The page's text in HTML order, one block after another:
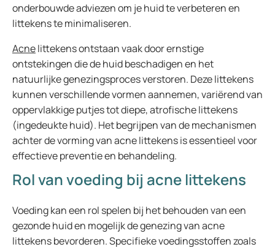
onderbouwde adviezen om je huid te verbeteren en
littekens te minimaliseren.
Acnelittekens ontstaan vaak door ernstige
ontstekingen die de huid beschadigen en het
natuurlijke genezingsproces verstoren. Deze littekens
kunnen verschillende vormen aannemen, variërend van
oppervlakkige putjes tot diepe, atrofische littekens
(ingedeukte huid). Het begrijpen van de mechanismen
achter de vorming van acne littekens is essentieel voor
effectieve preventie en behandeling.
Rol van voeding bij acne littekens
Voeding kan een rol spelen bij het behouden van een
gezonde huid en mogelijk de genezing van acne
littekens bevorderen. Specifieke voedingsstoffen zoals